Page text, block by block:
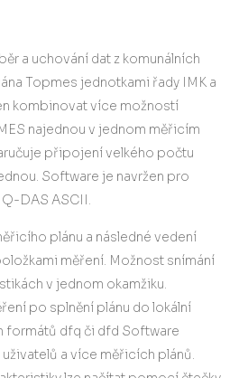
a uchování dat z komunálních
Topmes jednotkami řady IMK a
kombinovat více možností
najednou v jednom měřicím
připojení velkého počtu
Software je navržen pro
DAS ASCII.
plánu a následné vedení
měření. Možnost snímání
v jednom okamžiku.
po splnění plánu do lokální
formátů dfq či dfd Software
a více měřicích plánů.